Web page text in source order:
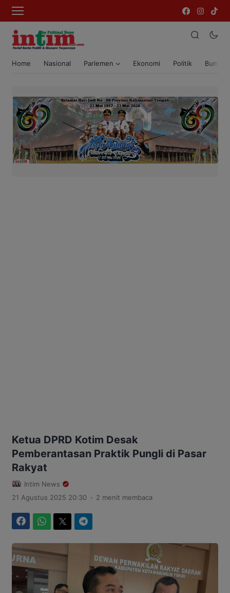
Home Nasional Parlemen Ekonomi Politik Bumi
Ketua DPRD Kotim Desak
Pemberantasan Praktik Pungli di Pasar
Rakyat
Intim News
21 Agustus 2025 20:30 . 2 menit membaca